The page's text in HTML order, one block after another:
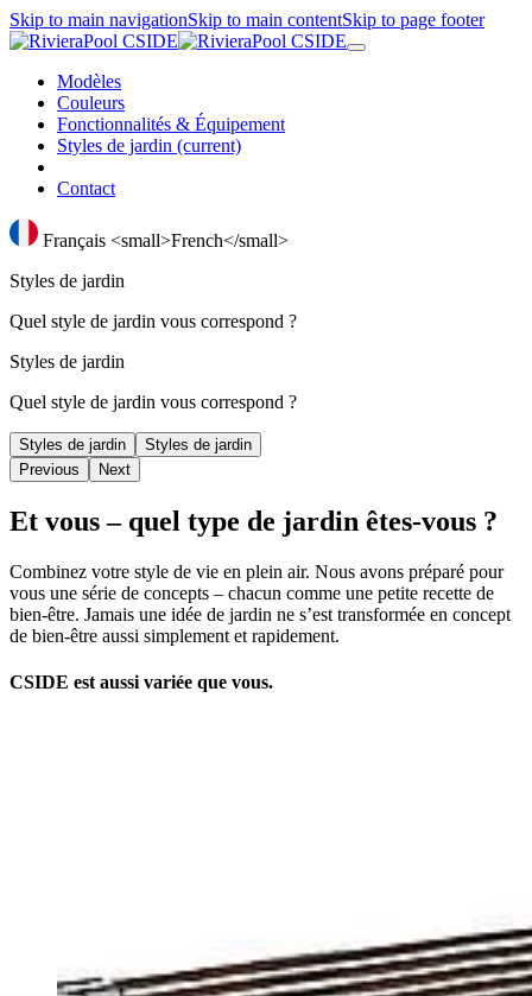
Skip to main navigationSkip to main contentSkip to page footer
Modèles
Couleurs
Fonctionnalités & Équipement
Styles de jardin (current)
Contact
Français <small>French</small>
Styles de jardin
Quel style de jardin vous correspond ?
Styles de jardin
Quel style de jardin vous correspond ?
Styles de jardin
Styles de jardin
Previous
Next
Et vous – quel type de jardin êtes-vous ?
Combinez votre style de vie en plein air. Nous avons préparé pour
vous une série de concepts – chacun comme une petite recette de
bien-être. Jamais une idée de jardin ne s’est transformée en concept
de bien-être aussi simplement et rapidement.
CSIDE est aussi variée que vous.